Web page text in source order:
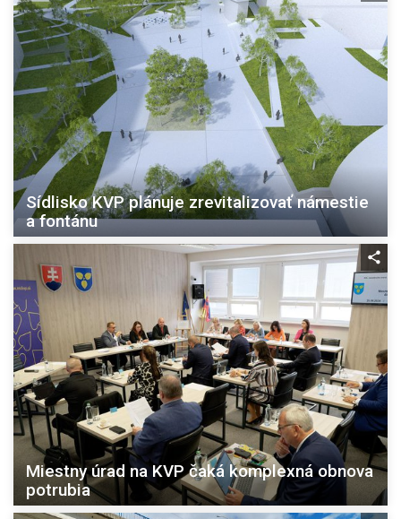
Sídlisko KVP plánuje zrevitalizovať námestie
a fontánu
Miestny úrad na KVP čaká komplexná obnova
potrubia